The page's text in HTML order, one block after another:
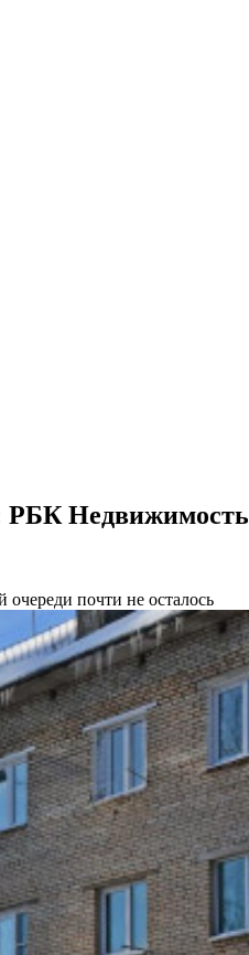
РБК Недвижимость
очереди почти не осталось